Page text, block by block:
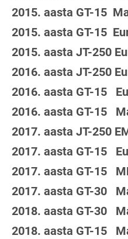
2015. aasta GT-15
2015. aasta GT-15
2015. aasta JT-250
2016. aasta JT-250
2016. aasta GT-15
2016. aasta GT-15
2017. aasta JT-250
2017. aasta GT-15
2017. aasta GT-15
2017. aasta GT-30
2018. aasta GT-30
2018. aasta GT-15